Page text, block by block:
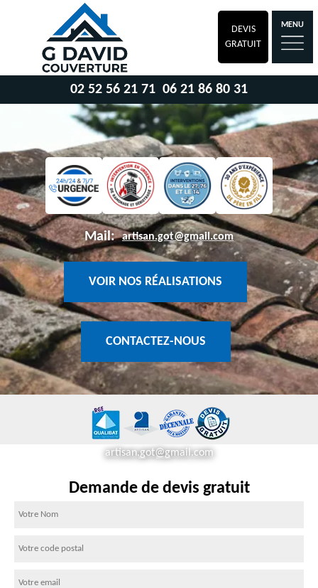
DEVIS
GRATUIT
MENU
02 52 56 21 71 06 21 86 80 31
Mail: artisan.got@gmail.com
VOIR NOS RÉALISATIONS
CONTACTEZ-NOUS
artisan.got@gmail.com
Demande de devis gratuit